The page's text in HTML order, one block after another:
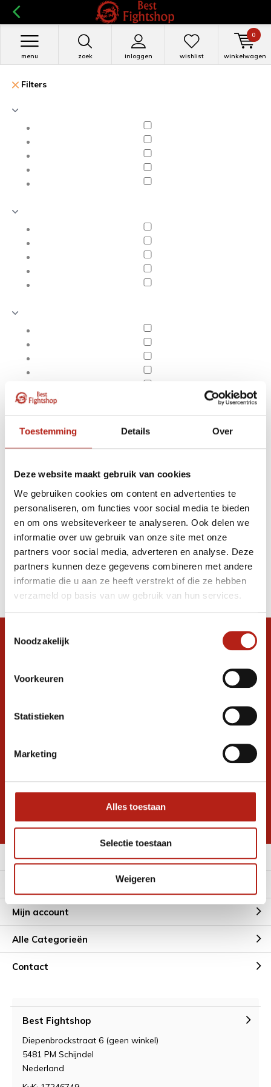
Toestemming Details Over
Deze website maakt gebruik van cookies
We gebruiken cookies om content en advertenties te
personaliseren, om functies voor social media te bieden
en om ons websiteverkeer te analyseren. Ook delen we
informatie over uw gebruik van onze site met onze
partners voor social media, adverteren en analyse. Deze
partners kunnen deze gegevens combineren met andere
informatie die u aan ze heeft verstrekt of die ze hebben
verzameld op basis van uw gebruik van hun services.
Noodzakelijk
Voorkeuren
Statistieken
Marketing
Alles toestaan
Selectie toestaan
Weigeren
zoek inloggen
menu wishlist winkelwagen
0
Filters
Apply filters
Producten getagd met
beschadiging vloer
Producten
Filter
Sorteren op
Snel antwoord op je vraag?
graag verder. 24/7
Ontvang de nieuwste aanbiedingen en
Inschrijven voor
* Lees hier de wettelijke beperkingen
Meer informatie
Mijn account
Alle Categorieën
Contact
Best Fightshop
Diepenbrockstraat 6 (geen winkel)
5481 PM Schijndel
Nederland